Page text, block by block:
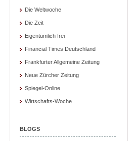
Die Weltwoche
Die Zeit
Eigentümlich frei
Financial Times Deutschland
Frankfurter Allgemeine Zeitung
Neue Zürcher Zeitung
Spiegel-Online
Wirtschafts-Woche
BLOGS